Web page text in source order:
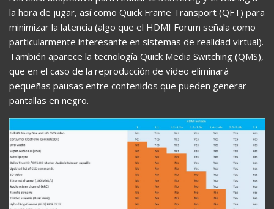
la hora de jugar, así como Quick Frame Transport (QFT) para
minimizar la latencia (algo que el HDMI Forum señala como
particularmente interesante en sistemas de realidad virtual).
También aparece la tecnología Quick Media Switching (QMS),
que en el caso de la reproducción de vídeo eliminará
pequeñas pausas entre contenidos que pueden generar
pantallas en negro.